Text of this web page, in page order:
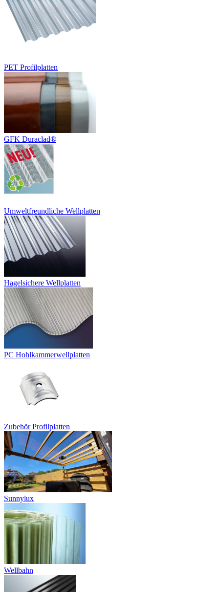
PET Profilplatten
GFK Duraclad®
Umweltfreundliche Wellplatten
Hagelsichere Wellplatten
PC Hohlkammerwellplatten
Zubehör Profilplatten
Sunnylux
Wellbahn